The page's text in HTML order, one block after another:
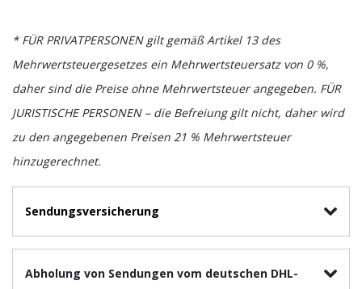
* FÜR PRIVATPERSONEN gilt gemäß Artikel 13 des
Mehrwertsteuergesetzes ein Mehrwertsteuersatz von 0 %,
daher sind die Preise ohne Mehrwertsteuer angegeben. FÜR
JURISTISCHE PERSONEN – die Befreiung gilt nicht, daher wird
zu den angegebenen Preisen 21 % Mehrwertsteuer
hinzugerechnet.
Sendungsversicherung
Abholung von Sendungen vom deutschen DHL-